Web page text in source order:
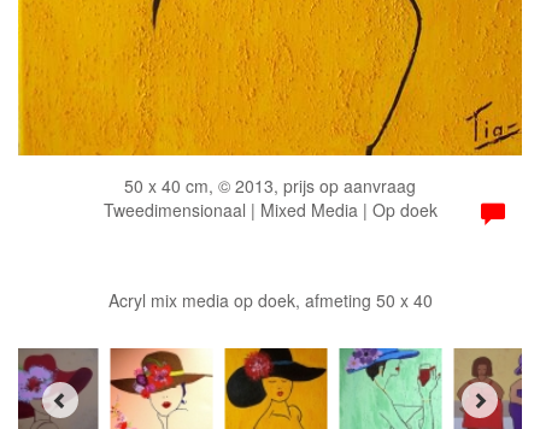
50 x 40 cm, © 2013, prijs op aanvraag
Tweedimensionaal | Mixed Media | Op doek
Acryl mix media op doek, afmeting 50 x 40